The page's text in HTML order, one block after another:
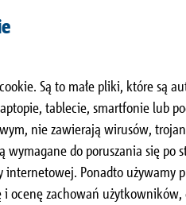
Są to małe pliki, które są
tablecie, smartfonie lub
nie zawierają wirusów,
wymagane do poruszania się
internetowej. Ponadto
ocenę zachowań
elementy konstrukcji
elementów
firma Schöck oferuje
tłumienia odgłosów kroków i
i Schöck Isolink® ułatwią Ci to
14,
33szklanego oraz
do betonowych
typu C-ED